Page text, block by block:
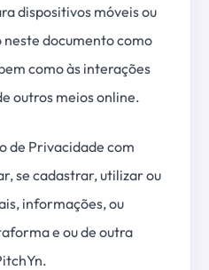
dispositivos móveis ou
documento como
bem como às interações
outros meios online.
de Privacidade com
se cadastrar, utilizar ou
informações, ou
e ou de outra